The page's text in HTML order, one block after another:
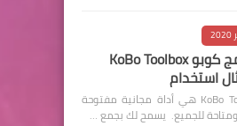
ما هو برنامج كوبو KoBo Toolbox
استخدام
ما هو KoBo Toolbox ؟ KoBo Toolbox هي أداة مجانية مفتوحة
ومتاحة للجميع. يسمح لك بجمع …